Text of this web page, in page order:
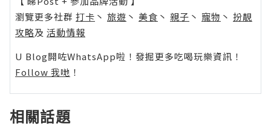
瀏覽更多社群 打卡 丶 旅遊 丶 美食 丶 親子 丶 寵物 丶 扮靚
攻略及 活動情報
U Blog開咗WhatsApp啦！發掘更多吃喝玩樂資訊！
Follow 我哋 ！
相關話題